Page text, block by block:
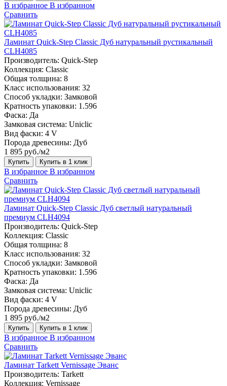
В избранное В избранном
Сравнить
Ламинат Quick-Step Classic Дуб натуральный рустикальный
CLH4085
Производитель: Quick-Step
Коллекция: Classic
Общая толщина: 8
Класс использования: 32
Способ укладки: Замковой
Кратность упаковки: 1.596
Фаска: Да
Замковая система: Uniclic
Вид фаски: 4 V
Порода древесины: Дуб
1 895 руб./м2
Купить Купить в 1 клик
В избранное В избранном
Сравнить
Ламинат Quick-Step Classic Дуб светлый натуральный
премиум CLH4094
Производитель: Quick-Step
Коллекция: Classic
Общая толщина: 8
Класс использования: 32
Способ укладки: Замковой
Кратность упаковки: 1.596
Фаска: Да
Замковая система: Uniclic
Вид фаски: 4 V
Порода древесины: Дуб
1 895 руб./м2
Купить Купить в 1 клик
В избранное В избранном
Сравнить
Ламинат Tarkett Vernissage Эванс
Производитель: Tarkett
Коллекция: Vernissage